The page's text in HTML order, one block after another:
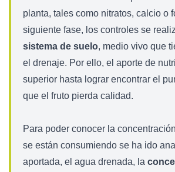
planta, tales como nitratos, calcio o
siguiente fase, los controles se
sistema de suelo, medio vivo que
el drenaje. Por ello, el aporte de
superior hasta lograr encontrar el
que el fruto pierda calidad.
Para poder conocer la
se están consumiendo se ha ido
aportada, el agua drenada, la